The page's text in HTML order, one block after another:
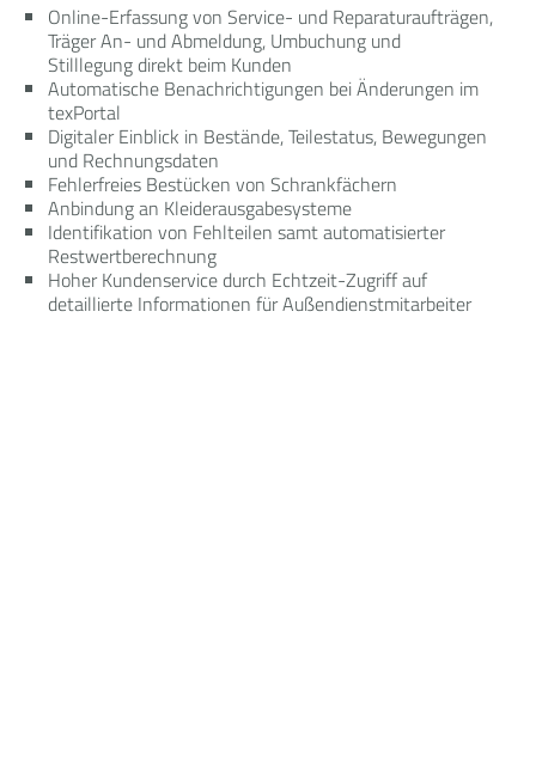
Online-Erfassung von Service- und Reparaturaufträgen,
Träger An- und Abmeldung, Umbuchung und
Stilllegung direkt beim Kunden
Automatische Benachrichtigungen bei Änderungen im
texPortal
Digitaler Einblick in Bestände, Teilestatus, Bewegungen
und Rechnungsdaten
Fehlerfreies Bestücken von Schrankfächern
Anbindung an Kleiderausgabesysteme
Identifikation von Fehlteilen samt automatisierter
Restwertberechnung
Hoher Kundenservice durch Echtzeit-Zugriff auf
detaillierte Informationen für Außendienstmitarbeiter